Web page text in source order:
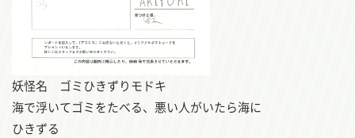
妖怪名 ゴミひきずりモドキ
海で浮いてゴミをたべる、悪い人がいたら海に
ひきずる